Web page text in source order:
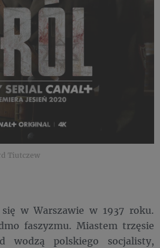
Tiutczew
w Warszawie w 1937 roku.
faszyzmu. Miastem trzęsie
wodzą polskiego socjalisty,